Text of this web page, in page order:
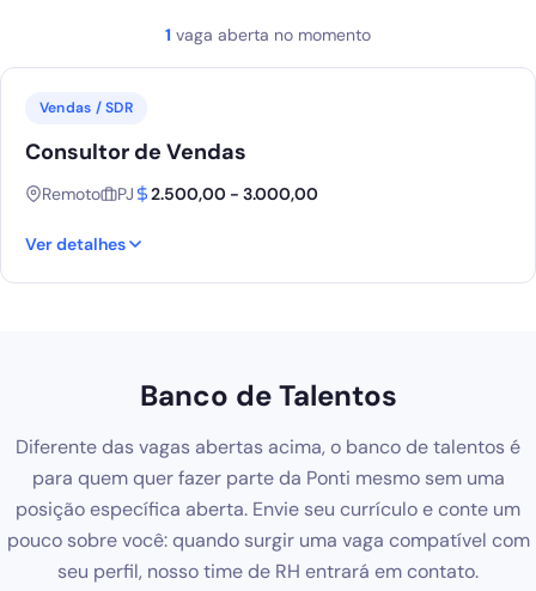
1 vaga aberta no momento
Vendas / SDR
Consultor de Vendas
Remoto PJ 2.500,00 - 3.000,00
Ver detalhes
Banco de Talentos
Diferente das vagas abertas acima, o banco de talentos é
para quem quer fazer parte da Ponti mesmo sem uma
posição específica aberta. Envie seu currículo e conte um
pouco sobre você: quando surgir uma vaga compatível com
seu perfil, nosso time de RH entrará em contato.